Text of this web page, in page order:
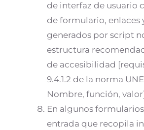
de interfaz de usuario
de formulario, enlaces
generados por script
estructura
de accesibilidad
9.4.1.2 de la norma
Nombre, función,
En algunos
entrada que recopila